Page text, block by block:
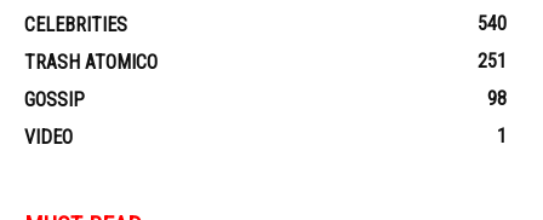
CELEBRITIES
540
TRASH ATOMICO
251
GOSSIP
98
VIDEO
1